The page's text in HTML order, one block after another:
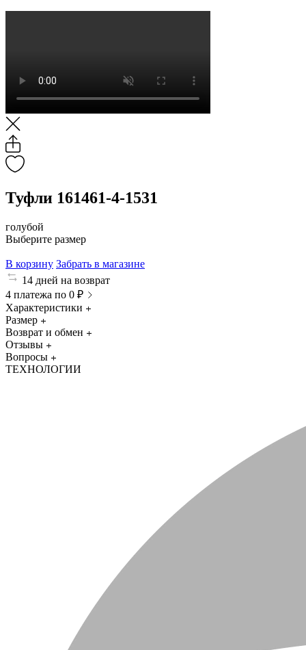
Туфли 161461-4-1531
голубой
Выберите размер
В корзину Забрать в магазине
14 дней на возврат
4 платежа по 0 ₽
Характеристики
Размер
Возврат и обмен
Отзывы
Вопросы
ТЕХНОЛОГИИ